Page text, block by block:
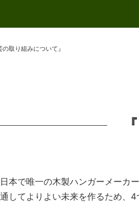
の取り組みについて』
本で唯一の木製ハンガーメーカ
してよりよい未来を作るため、4